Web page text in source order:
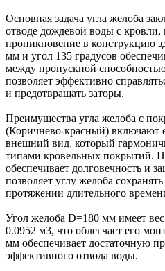
Основная задача угла желоба
отводе дождевой воды с кровли,
проникновение в конструкцию
мм и угол 135 градусов
между пропускной
позволяет эффективно
и предотвращать заторы.
Преимущества угла желоба с
(Коричнево-красный) включают
внешний вид, который
типами кровельных покрытий.
обеспечивает долговечность и
позволяет углу желоба
протяжении длительного
Угол желоба D=180 мм имеет
0.0952 м3, что облегчает его
мм обеспечивает достаточную
эффективного отвода воды.